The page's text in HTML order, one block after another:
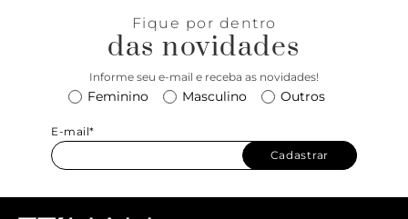
Fique por dentro
das novidades
Informe seu e-mail e receba as novidades!
Feminino Masculino Outros
E-mail*
Cadastrar